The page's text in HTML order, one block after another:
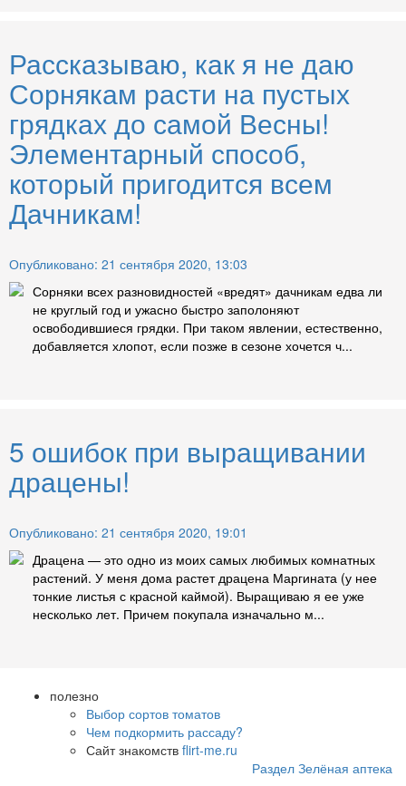
Рассказываю, как я не даю
Сорнякам расти на пустых
грядках до самой Весны!
Элементарный способ,
который пригодится всем
Дачникам!
Опубликовано: 21 сентября 2020, 13:03
Сорняки всех разновидностей «вредят» дачникам едва ли
не круглый год и ужасно быстро заполоняют
освободившиеся грядки. При таком явлении, естественно,
добавляется хлопот, если позже в сезоне хочется ч...
5 ошибок при выращивании
драцены!
Опубликовано: 21 сентября 2020, 19:01
Драцена — это одно из моих самых любимых комнатных
растений. У меня дома растет драцена Маргината (у нее
тонкие листья с красной каймой). Выращиваю я ее уже
несколько лет. Причем покупала изначально м...
полезно
Выбор сортов томатов
Чем подкормить рассаду?
Сайт знакомств flirt-me.ru
Раздел Зелёная аптека